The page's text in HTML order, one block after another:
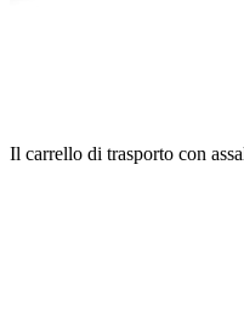
Il carrello di trasporto con